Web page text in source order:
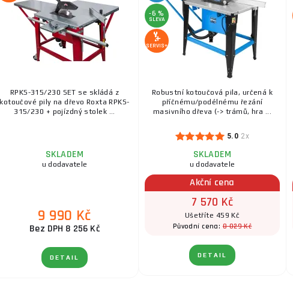
RPKS-315/230 SET se skládá z
kotoučové pily na dřevo Roxta RPKS-
315/230 + pojízdný stolek ...
SKLADEM
u dodavatele
9 990 Kč
Bez DPH 8 256 Kč
DETAIL
-6 %
SLEVA
SERVIS+
Robustní kotoučová pila, určená k
příčnému/podélnému řezání
masivního dřeva (-> trámů, hra ...
5.0 2x
SKLADEM
u dodavatele
Akční cena
7 570 Kč
Ušetříte 459 Kč
Původní cena:8 029 Kč
DETAIL